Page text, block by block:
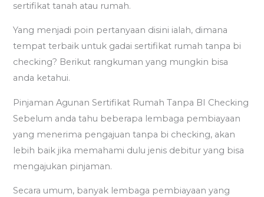
sertifikat tanah atau rumah.
Yang menjadi poin pertanyaan disini ialah, dimana
tempat terbaik untuk gadai sertifikat rumah tanpa bi
checking? Berikut rangkuman yang mungkin bisa
anda ketahui.
Pinjaman Agunan Sertifikat Rumah Tanpa BI Checking
Sebelum anda tahu beberapa lembaga pembiayaan
yang menerima pengajuan tanpa bi checking, akan
lebih baik jika memahami dulu jenis debitur yang bisa
mengajukan pinjaman.
Secara umum, banyak lembaga pembiayaan yang